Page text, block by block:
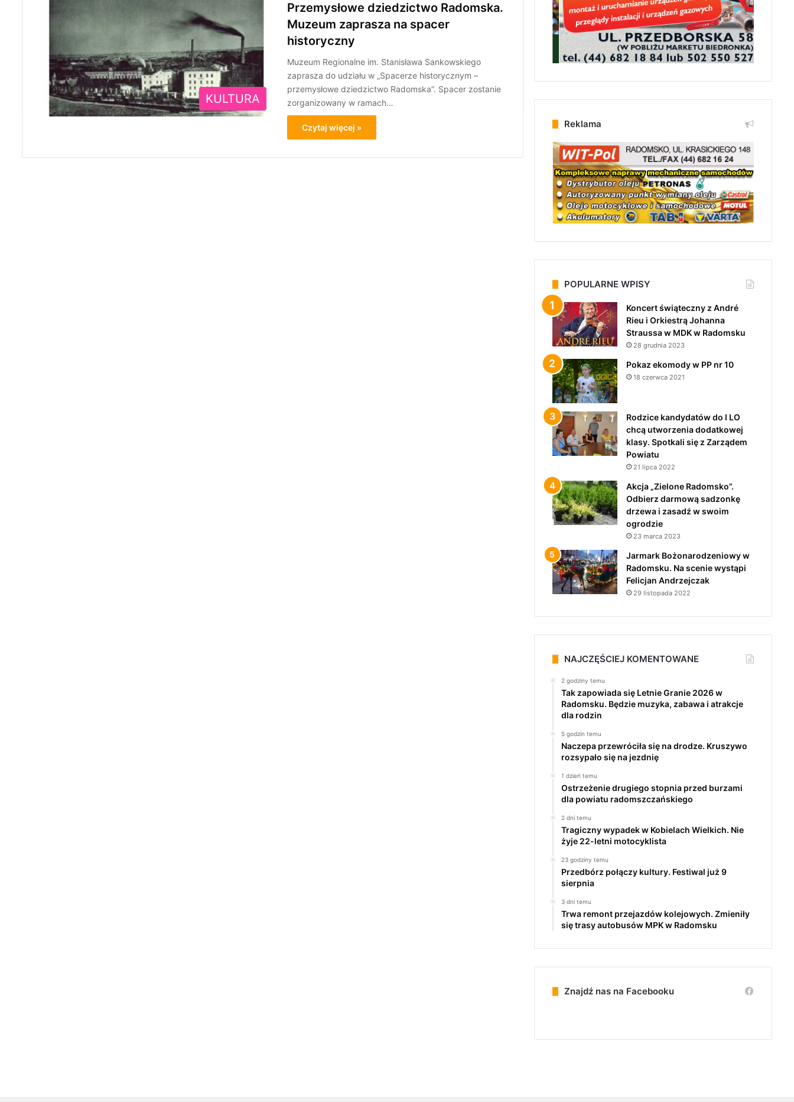
KULTURA
Przemysłowe dziedzictwo Radomska.
Muzeum zaprasza na spacer
historyczny
Muzeum Regionalne im. Stanisława Sankowskiego
zaprasza do udziału w „Spacerze historycznym –
przemysłowe dziedzictwo Radomska”. Spacer zostanie
zorganizowany w ramach…
Czytaj więcej » Reklama
POPULARNE WPISY
Koncert świąteczny z André
Rieu i Orkiestrą Johanna
Straussa w MDK w Radomsku
28 grudnia 2023
Pokaz ekomody w PP nr 10
18 czerwca 2021
Rodzice kandydatów do I LO
chcą utworzenia dodatkowej
klasy. Spotkali się z Zarządem
Powiatu
21 lipca 2022
Akcja „Zielone Radomsko”.
Odbierz darmową sadzonkę
drzewa i zasadź w swoim
ogrodzie
23 marca 2023
Jarmark Bożonarodzeniowy w
Radomsku. Na scenie wystąpi
Felicjan Andrzejczak
29 listopada 2022
NAJCZĘŚCIEJ KOMENTOWANE
2 godziny temu
Tak zapowiada się Letnie Granie 2026 w
Radomsku. Będzie muzyka, zabawa i atrakcje
dla rodzin
5 godzin temu
Naczepa przewróciła się na drodze. Kruszywo
rozsypało się na jezdnię
1 dzień temu
Ostrzeżenie drugiego stopnia przed burzami
dla powiatu radomszczańskiego
2 dni temu
Tragiczny wypadek w Kobielach Wielkich. Nie
żyje 22-letni motocyklista
23 godziny temu
Przedbórz połączy kultury. Festiwal już 9
sierpnia
3 dni temu
Trwa remont przejazdów kolejowych. Zmieniły
się trasy autobusów MPK w Radomsku
Znajdź nas na Facebooku